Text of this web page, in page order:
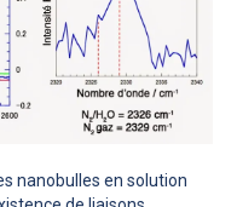
nanobulles en solution